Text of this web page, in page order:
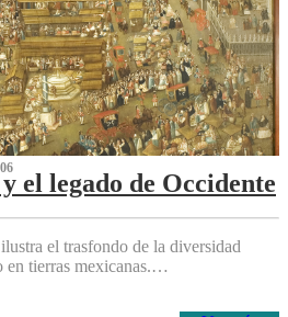
el legado de Occidente
el trasfondo de la diversidad
en tierras mexicanas.…